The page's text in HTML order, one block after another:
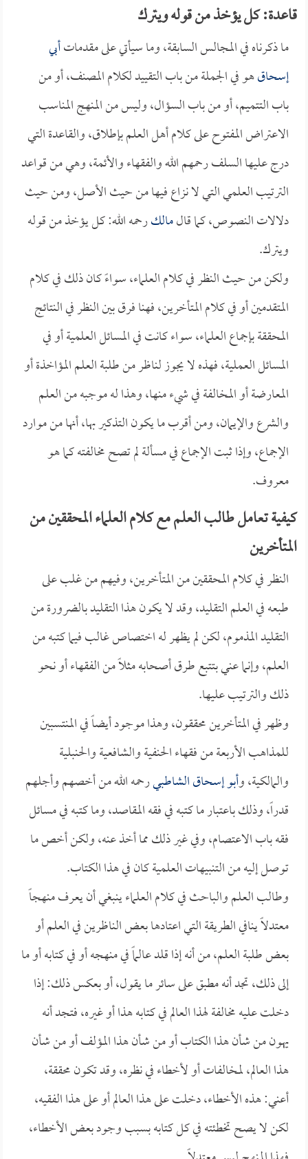
قاعدة: كل يؤخذ من قوله ويترك
ما ذكرناه في المجالس السابقة، وما سيأتي على مقدماتأبي
إسحاقهو في الجملة من باب التقييد لكلام المصنف، أو من
باب التتميم، أو من باب السؤال، وليس من المنهج المناسب
الاعتراض المفتوح على كلام أهل العلم بإطلاق، والقاعدة التي
درج عليها السلف رحمهم الله والفقهاء والأئمة، وهي من قواعد
الترتيب العلمي التي لا نزاع فيها من حيث الأصل، ومن حيث
دلالات النصوص، كما قالمالكرحمه الله: كل يؤخذ من قوله
ويترك.
ولكن من حيث النظر في كلام العلماء، سواءً كان ذلك في كلام
المتقدمين أو في كلام المتأخرين، فهنا فرق بين النظر في النتائج
المحققة بإجماع العلماء، سواء كانت في المسائل العلمية أو في
المسائل العملية، فهذه لا يجوز لناظر من طلبة العلم المؤاخذة أو
المعارضة أو المخالفة في شيء منها، وهذا له موجبه من العلم
والشرع والإيمان، ومن أقرب ما يكون التذكير بها، أنها من موارد
الإجماع، وإذا ثبت الإجماع في مسألة لم تصح مخالفته كما هو
معروف.
كيفية تعامل طالب العلم مع كلام العلماء المحققين من
المتأخرين
النظر في كلام المحققين من المتأخرين، وفيهم من غلب على
طبعه في العلم التقليد، وقد لا يكون هذا التقليد بالضرورة من
التقليد المذموم، لكن لم يظهر له اختصاص غالب فيما كتبه من
العلم، وإنما عني بتتبع طرق أصحابه مثلاً من الفقهاء أو نحو
ذلك والترتيب عليها.
وظهر في المتأخرين محققون، وهذا موجود أيضاً في المنتسبين
للمذاهب الأربعة من فقهاء الحنفية والشافعية والحنبلية
والمالكية، وأبو إسحاق الشاطبيرحمه الله من أخصهم وأجلهم
قدراً، وذلك باعتبار ما كتبه في فقه المقاصد، وما كتبه في مسائل
فقه باب الاعتصام، وفي غير ذلك مما أخذ عنه، ولكن أخص ما
توصل إليه من التنبيهات العلمية كان في هذا الكتاب.
وطالب العلم والباحث في كلام العلماء ينبغي أن يعرف منهجاً
معتدلاً ينافي الطريقة التي اعتادها بعض الناظرين في العلم أو
بعض طلبة العلم، من أنه إذا قلد عالماً في منهجه أو في كتابه أو ما
إلى ذلك، تجد أنه مطبق على سائر ما يقول، أو بعكس ذلك: إذا
دخلت عليه مخالفة لهذا العالم في كتابه هذا أو غيره، فتجد أنه
يهون من شأن هذا الكتاب أو من شأن هذا المؤلف أو من شأن
هذا العالم، لمخالفات أو لأخطاء في نظره، وقد تكون محققة،
أعني: هذه الأخطاء، دخلت على هذا العالم أو على هذا الفقيه،
لكن لا يصح تخطئته في كل كتابه بسبب وجود بعض الأخطاء،